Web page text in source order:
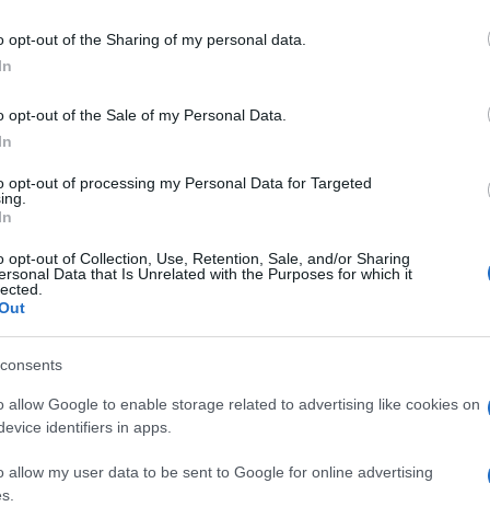
opt-out of the Sharing of my personal data.
opt-out of the Sale of my Personal Data.
opt-out of processing my Personal Data for Targeted
opt-out of Collection, Use, Retention, Sale, and/or Sharing
Data that Is Unrelated with the Purposes for which it
allow Google to enable storage related to advertising like cookies on
identifiers in apps.
allow my user data to be sent to Google for online advertising
ημέρα”
- 11:22
Διευκρινίσεις για την βλάβη σε
της Αθήνας – “Προληπτική η
δεν υπήρξε φωτιά στο
βγήκε από το καντράν του οχήματος
- 17:03